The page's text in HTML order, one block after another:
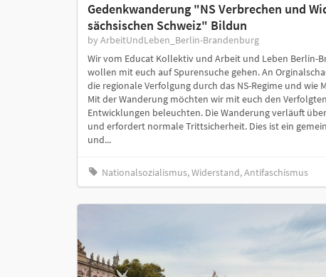
Gedenkwanderung "NS Verbrechen und
sächsischen Schweiz" Bildun
by ArbeitUndLeben_Berlin-Brandenburg
Wir vom Educat Kollektiv und Arbeit und Leben Berlin-
wollen mit euch auf Spurensuche gehen. An
die regionale Verfolgung durch das NS-Regime und wie
Mit der Wanderung möchten wir mit euch den
Entwicklungen beleuchten. Die Wanderung verläuft
und erfordert normale Trittsicherheit. Dies ist ein
und...
Nationalsozialismus, Widerstand, Antifaschismus